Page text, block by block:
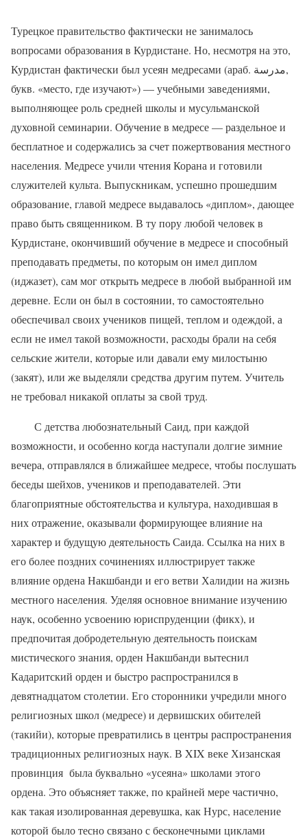
Турецкое правительство фактически не занималось
вопросами образования в Курдистане. Но, несмотря на это,
Курдистан фактически был усеян медресами (араб. مدرسة‎‎,
букв. «место, где изучают») — учебными заведениями,
выполняющее роль средней школы и мусульманской
духовной семинарии. Обучение в медресе — раздельное и
бесплатное и содержались за счет пожертвования местного
населения. Медресе учили чтения Корана и готовили
служителей культа. Выпускникам, успешно прошедшим
образование, главой медресе выдавалось «диплом», дающее
право быть священником. В ту пору любой человек в
Курдистане, окончивший обучение в медресе и способный
преподавать предметы, по которым он имел диплом
(иджазет), сам мог открыть медресе в любой выбранной им
деревне. Если он был в состоянии, то самостоятельно
обеспечивал своих учеников пищей, теплом и одеждой, а
если не имел такой возможности, расходы брали на себя
сельские жители, которые или давали ему милостыню
(закят), или же выделяли средства другим путем. Учитель
не требовал никакой оплаты за свой труд.
С детства любознательный Саид, при каждой
возможности, и особенно когда наступали долгие зимние
вечера, отправлялся в ближайшее медресе, чтобы послушать
беседы шейхов, учеников и преподавателей. Эти
благоприятные обстоятельства и культура, находившая в
них отражение, оказывали формирующее влияние на
характер и будущую деятельность Саида. Ссылка на них в
его более поздних сочинениях иллюстрирует также
влияние ордена Накшбанди и его ветви Халидии на жизнь
местного населения. Уделяя основное внимание изучению
наук, особенно усвоению юриспруденции (фикх), и
предпочитая добродетельную деятельность поискам
мистического знания, орден Накшбанди вытеснил
Кадаритский орден и быстро распространился в
девятнадцатом столетии. Его сторонники учредили много
религиозных школ (медресе) и дервишских обителей
(такийи), которые превратились в центры распространения
традиционных религиозных наук. В XIX веке Хизанская
провинция была буквально «усеяна» школами этого
ордена. Это объясняет также, по крайней мере частично,
как такая изолированная деревушка, как Нурс, население
которой было тесно связано с бесконечными циклами